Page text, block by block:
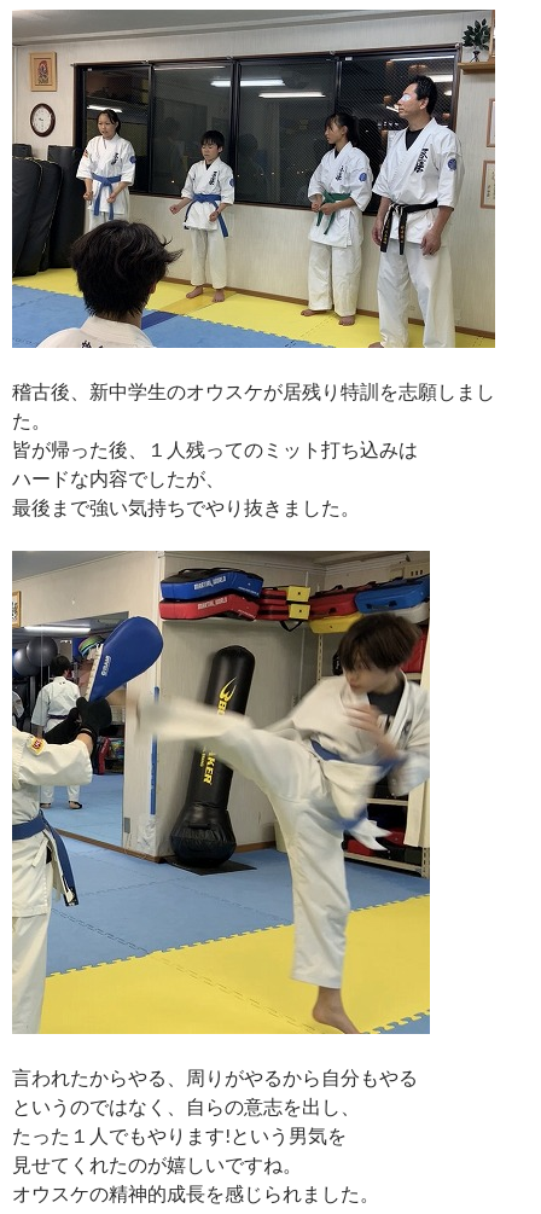
稽古後、新中学生のオウスケが居残り特訓を志願しまし
た。
皆が帰った後、１人残ってのミット打ち込みは
ハードな内容でしたが、
最後まで強い気持ちでやり抜きました。
言われたからやる、周りがやるから自分もやる
というのではなく、自らの意志を出し、
たった１人でもやります!という男気を
見せてくれたのが嬉しいですね。
オウスケの精神的成長を感じられました。